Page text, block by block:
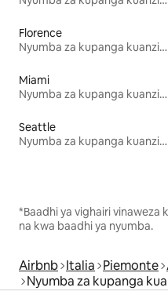
Florence
Nyumba za kupanga kuanzia mwezi mmoja
Miami
Nyumba za kupanga kuanzia mwezi mmoja
Seattle
Nyumba za kupanga kuanzia mwezi mmoja
*Baadhi ya vighairi
na kwa baadhi ya nyumba.
Airbnb Italia Piemonte
Nyumba za kupanga